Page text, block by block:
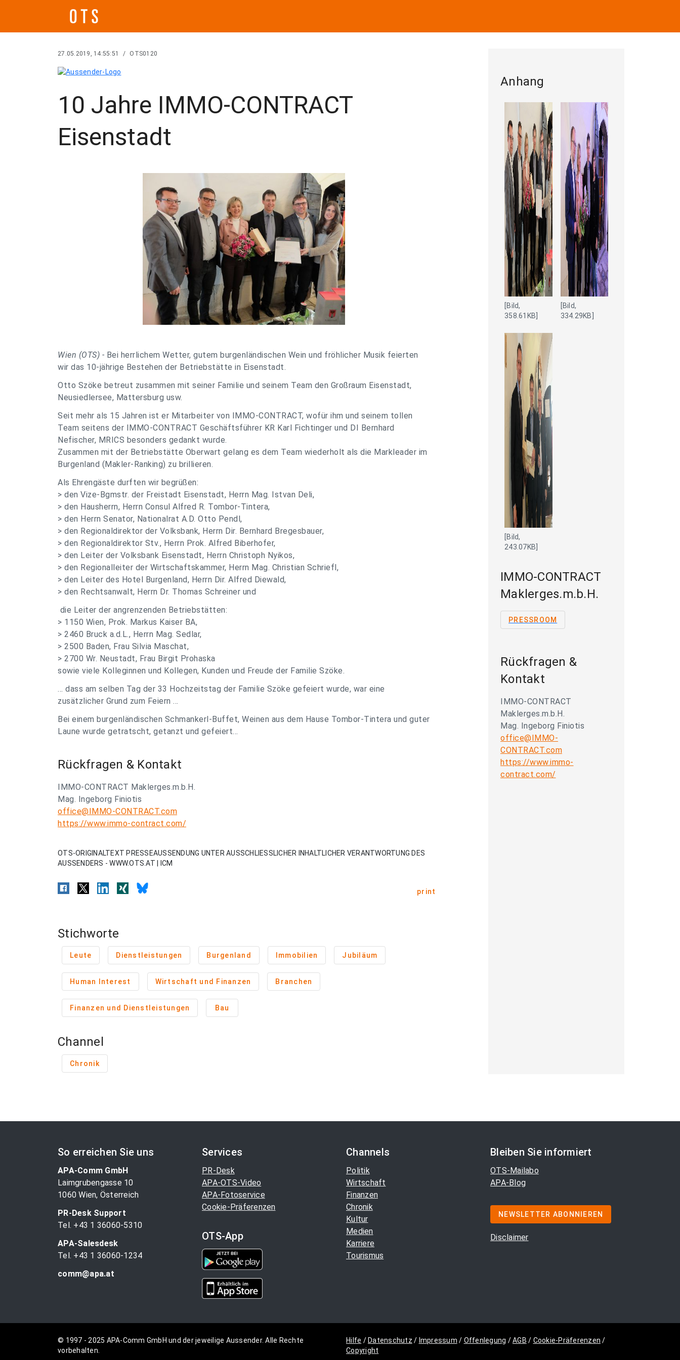
27.05.2019, 14:55:51 / OTS0120
10 Jahre IMMO-CONTRACT
Eisenstadt
Wien (OTS) - Bei herrlichem Wetter, gutem burgenländischen Wein und fröhlicher Musik feierten
wir das 10-jährige Bestehen der Betriebstätte in Eisenstadt.
Otto Szöke betreut zusammen mit seiner Familie und seinem Team den Großraum Eisenstadt,
Neusiedlersee, Mattersburg usw.
Seit mehr als 15 Jahren ist er Mitarbeiter von IMMO-CONTRACT, wofür ihm und seinem tollen
Team seitens der IMMO-CONTRACT Geschäftsführer KR Karl Fichtinger und DI Bernhard
Nefischer, MRICS besonders gedankt wurde.
Zusammen mit der Betriebstätte Oberwart gelang es dem Team wiederholt als die Markleader im
Burgenland (Makler-Ranking) zu brillieren.
Als Ehrengäste durften wir begrüßen:
> den Vize-Bgmstr. der Freistadt Eisenstadt, Herrn Mag. Istvan Deli,
> den Hausherrn, Herrn Consul Alfred R. Tombor-Tintera,
> den Herrn Senator, Nationalrat A.D. Otto Pendl,
> den Regionaldirektor der Volksbank, Herrn Dir. Bernhard Bregesbauer,
> den Regionaldirektor Stv., Herrn Prok. Alfred Biberhofer,
> den Leiter der Volksbank Eisenstadt, Herrn Christoph Nyikos,
> den Regionalleiter der Wirtschaftskammer, Herrn Mag. Christian Schriefl,
> den Leiter des Hotel Burgenland, Herrn Dir. Alfred Diewald,
> den Rechtsanwalt, Herrn Dr. Thomas Schreiner und
die Leiter der angrenzenden Betriebstätten:
> 1150 Wien, Prok. Markus Kaiser BA,
> 2460 Bruck a.d.L., Herrn Mag. Sedlar,
> 2500 Baden, Frau Silvia Maschat,
> 2700 Wr. Neustadt, Frau Birgit Prohaska
sowie viele Kolleginnen und Kollegen, Kunden und Freude der Familie Szöke.
... dass am selben Tag der 33 Hochzeitstag der Familie Szöke gefeiert wurde, war eine
zusätzlicher Grund zum Feiern ...
Bei einem burgenländischen Schmankerl-Buffet, Weinen aus dem Hause Tombor-Tintera und guter
Laune wurde getratscht, getanzt und gefeiert...
Rückfragen & Kontakt
IMMO-CONTRACT Maklerges.m.b.H.
Mag. Ingeborg Finiotis
office@IMMO-CONTRACT.com
https://www.immo-contract.com/
OTS-ORIGINALTEXT PRESSEAUSSENDUNG UNTER AUSSCHLIESSLICHER INHALTLICHER VERANTWORTUNG DES
AUSSENDERS - WWW.OTS.AT | ICM
print
Stichworte
Leute Dienstleistungen Burgenland Immobilien Jubiläum
Human Interest Wirtschaft und Finanzen Branchen
Finanzen und Dienstleistungen Bau
Channel
Chronik
Anhang
[Bild,
358.61KB]
[Bild,
334.29KB]
[Bild,
243.07KB]
IMMO-CONTRACT
Maklerges.m.b.H.
PRESSROOM
Rückfragen &
Kontakt
IMMO-CONTRACT
Maklerges.m.b.H.
Mag. Ingeborg Finiotis
office@IMMO-
CONTRACT.com
https://www.immo-
contract.com/
So erreichen Sie uns
APA-Comm GmbH
Laimgrubengasse 10
1060 Wien, Österreich
PR-Desk Support
Tel. +43 1 36060-5310
APA-Salesdesk
Tel. +43 1 36060-1234
comm@apa.at
Services
PR-Desk
APA-OTS-Video
APA-Fotoservice
Cookie-Präferenzen
OTS-App
Channels
Politik
Wirtschaft
Finanzen
Chronik
Kultur
Medien
Karriere
Tourismus
Bleiben Sie informiert
OTS-Mailabo
APA-Blog
NEWSLETTER ABONNIEREN
Disclaimer
© 1997 - 2025 APA-Comm GmbH und der jeweilige Aussender. Alle Rechte
vorbehalten.
Hilfe / Datenschutz / Impressum / Offenlegung /AGB / Cookie-Präferenzen /
Copyright